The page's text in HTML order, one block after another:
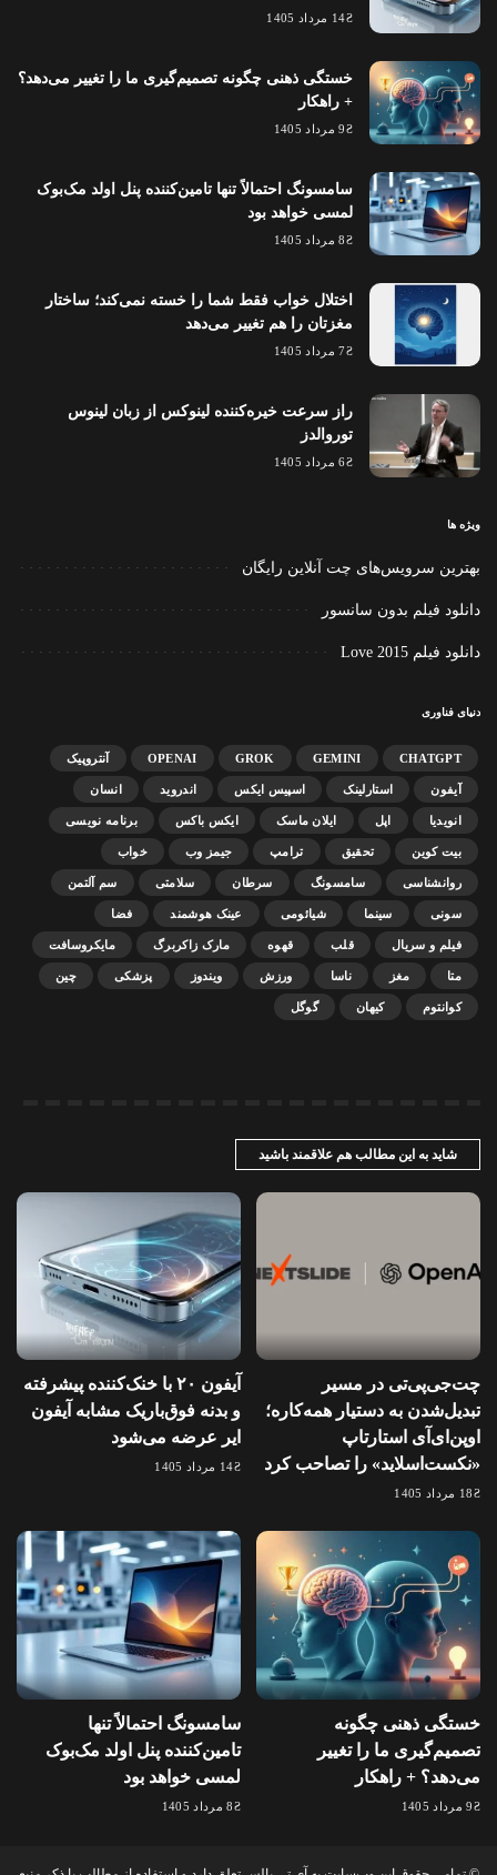
14 مرداد 1405
خستگی ذهنی چگونه تصمیم‌گیری ما را تغییر می‌دهد؟
+ راهکار
9 مرداد 1405
سامسونگ احتمالاً تنها تامین‌کننده پنل اولد مک‌بوک
لمسی خواهد بود
8 مرداد 1405
اختلال خواب فقط شما را خسته نمی‌کند؛ ساختار
مغزتان را هم تغییر می‌دهد
7 مرداد 1405
راز سرعت خیره‌کننده لینوکس از زبان لینوس
توروالدز
6 مرداد 1405
ویژه ها
بهترین سرویس‌های چت آنلاین رایگان
دانلود فیلم بدون سانسور
دانلود فیلم Love 2015
دنیای فناوری
CHATGPT
GEMINI
GROK
OPENAI آنتروپیک
آیفون استارلینک اسپیس ایکس اندروید انسان
انویدیا اپل ایلان ماسک ایکس باکس برنامه نویسی
بیت کوین تحقیق ترامپ جیمز وب خواب
روانشناسی سامسونگ سرطان سلامتی سم آلتمن
سونی سینما شیائومی عینک هوشمند فضا
فیلم و سریال قلب قهوه مارک زاکربرگ مایکروسافت
متا مغز ناسا ورزش ویندوز پزشکی چین
کوانتوم کیهان گوگل
شاید به این مطالب هم علاقمند باشید
چت‌جی‌پی‌تی در مسیر
تبدیل‌شدن به دستیار همه‌کاره؛
اوپن‌ای‌آی استارتاپ
«نکست‌اسلاید» را تصاحب کرد
18 مرداد 1405
آیفون ۲۰ با خنک‌کننده پیشرفته
و بدنه فوق‌باریک مشابه آیفون
ایر عرضه می‌شود
14 مرداد 1405
خستگی ذهنی چگونه
تصمیم‌گیری ما را تغییر
می‌دهد؟ + راهکار
9 مرداد 1405
سامسونگ احتمالاً تنها
تامین‌کننده پنل اولد مک‌بوک
لمسی خواهد بود
8 مرداد 1405